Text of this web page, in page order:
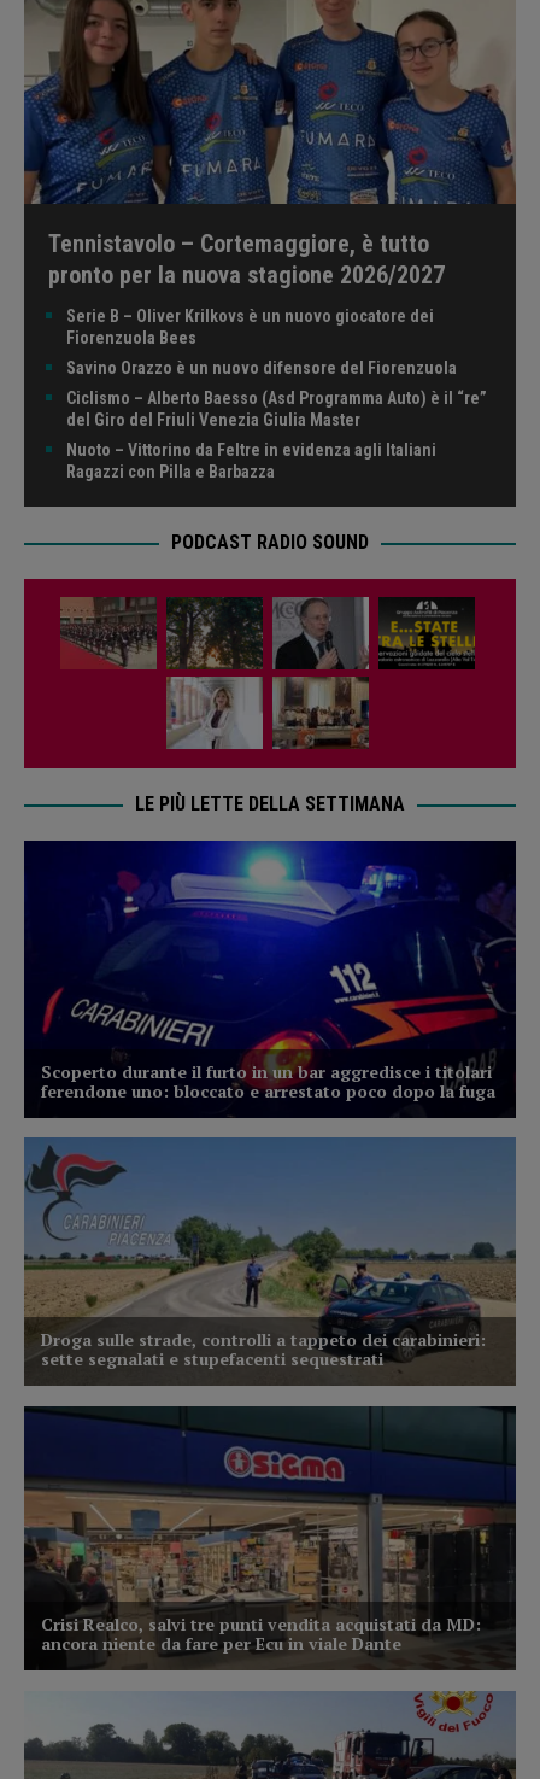
Tennistavolo – Cortemaggiore, è tutto
pronto per la nuova stagione 2026/2027
Serie B – Oliver Krilkovs è un nuovo giocatore dei
Fiorenzuola Bees
Savino Orazzo è un nuovo difensore del Fiorenzuola
Ciclismo – Alberto Baesso (Asd Programma Auto) è il “re”
del Giro del Friuli Venezia Giulia Master
Nuoto – Vittorino da Feltre in evidenza agli Italiani
Ragazzi con Pilla e Barbazza
PODCAST RADIO SOUND
LE PIÙ LETTE DELLA SETTIMANA